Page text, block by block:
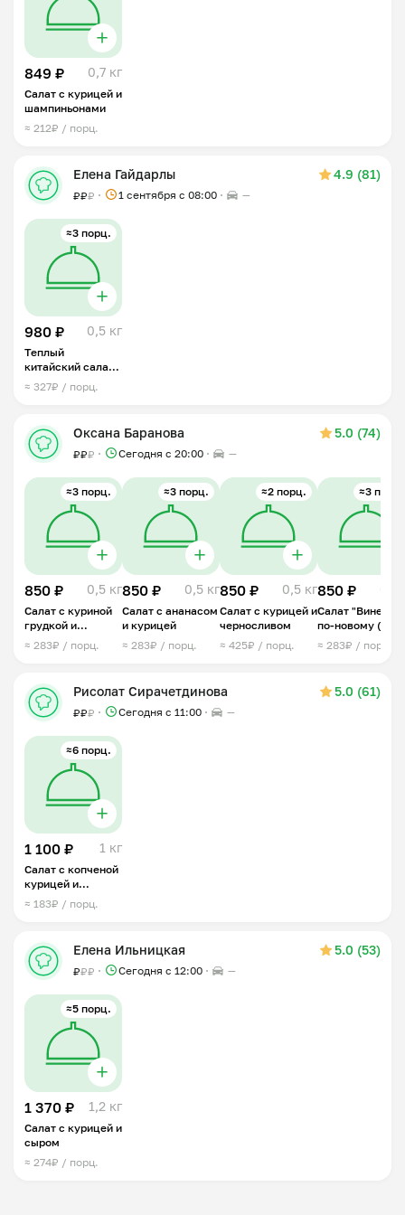
849 ₽ 0,7 кг
Салат с курицей и
шампиньонами
≈ 212₽ / порц.
Елена Гайдарлы 4.9 (81)
₽₽₽ 1 сентября с 08:00 —
≈3 порц.
980 ₽ 0,5 кг
Теплый
китайский салат
с курицей
≈ 327₽ / порц.
Оксана Баранова 5.0 (74)
₽₽₽ Сегодня с 20:00 —
≈3 порц.
850 ₽ 0,5 кг
Салат с куриной
грудкой и
фасолью
≈ 283₽ / порц.
≈3 порц.
850 ₽ 0,5 кг
Салат с ананасом
и курицей
≈ 283₽ / порц.
≈2 порц.
850 ₽ 0,5 кг
Салат с курицей и
черносливом
≈ 425₽ / порц.
≈3 порц.
850 ₽
Салат
по-новому (с
курицей)
≈ 283₽ / порц.
Рисолат Сирачетдинова 5.0 (61)
₽₽₽ Сегодня с 11:00 —
≈6 порц.
1 100 ₽ 1 кг
Салат с копченой
курицей и
красной фасолью
≈ 183₽ / порц.
Елена Ильницкая 5.0 (53)
₽₽₽ Сегодня с 12:00 —
≈5 порц.
1 370 ₽ 1,2 кг
Салат с курицей и
сыром
≈ 274₽ / порц.